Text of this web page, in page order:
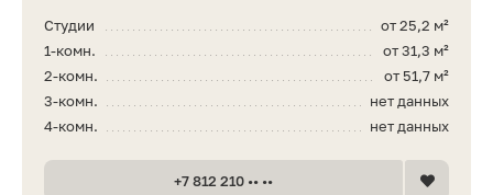
от 25,2 м²
Студии
от 31,3 м²
1-комн.
от 51,7 м²
2-комн.
нет данных
3-комн.
нет данных
4-комн.
+7 812 210 •• ••